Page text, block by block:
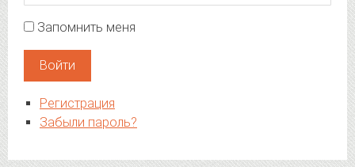
Запомнить меня
Войти
Регистрация
Забыли пароль?